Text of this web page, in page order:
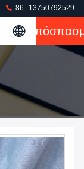
86--13750792529